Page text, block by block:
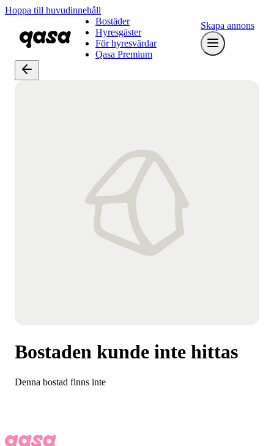
Hoppa till huvudinnehåll
Bostäder
Hyresgäster
För hyresvärdar
Qasa Premium
Skapa annons
Bostaden kunde inte hittas
Denna bostad finns inte